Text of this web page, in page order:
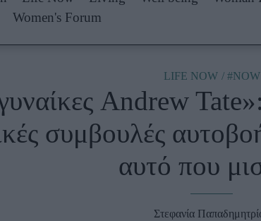
Fashion News
Πρόσωπα
Συνεντεύξεις
True Stories
Women's Forum
LIFE NOW #NOW
Andrew
συμβουλές
αυτό που
Στεφανία